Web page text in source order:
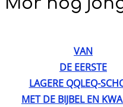
VAN
DE EERSTE
LAGERE QQLEQ-
MET DE BIJBEL EN